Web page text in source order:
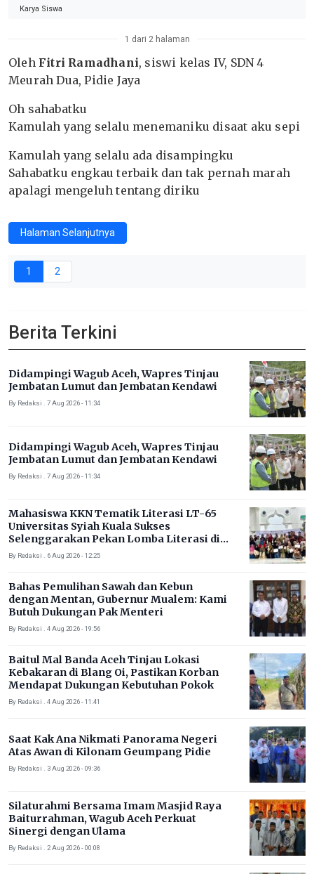
Karya Siswa
1 dari 2 halaman
Oleh Fitri Ramadhani, siswi kelas IV, SDN 4
Meurah Dua, Pidie Jaya
Oh sahabatku
Kamulah yang selalu menemaniku disaat aku sepi
Kamulah yang selalu ada disampingku
Sahabatku engkau terbaik dan tak pernah marah
apalagi mengeluh tentang diriku
Halaman Selanjutnya
1 2
Berita Terkini
Didampingi Wagub Aceh, Wapres Tinjau
Jembatan Lumut dan Jembatan Kendawi
By Redaksi . 7 Aug 2026 - 11:34
Didampingi Wagub Aceh, Wapres Tinjau
Jembatan Lumut dan Jembatan Kendawi
By Redaksi . 7 Aug 2026 - 11:34
Mahasiswa KKN Tematik Literasi LT-65
Universitas Syiah Kuala Sukses
Selenggarakan Pekan Lomba Literasi di
Gampong Rhieng Blang
By Redaksi . 6 Aug 2026 - 12:25
Bahas Pemulihan Sawah dan Kebun
dengan Mentan, Gubernur Mualem: Kami
Butuh Dukungan Pak Menteri
By Redaksi . 4 Aug 2026 - 19:56
Baitul Mal Banda Aceh Tinjau Lokasi
Kebakaran di Blang Oi, Pastikan Korban
Mendapat Dukungan Kebutuhan Pokok
By Redaksi . 4 Aug 2026 - 11:41
Saat Kak Ana Nikmati Panorama Negeri
Atas Awan di Kilonam Geumpang Pidie
By Redaksi . 3 Aug 2026 - 09:36
Silaturahmi Bersama Imam Masjid Raya
Baiturrahman, Wagub Aceh Perkuat
Sinergi dengan Ulama
By Redaksi . 2 Aug 2026 - 00:08